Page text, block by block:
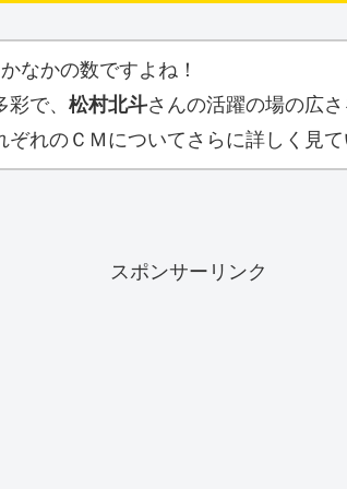
なかの数ですよね！
で、 松村北斗さんの活躍の場の広さ
ぞれのＣＭについてさらに詳しく見て
スポンサーリンク